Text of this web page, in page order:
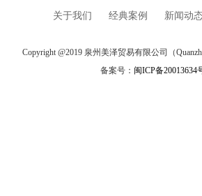
关于我们 经典案例 新闻动
Copyright @2019 泉州美泽贸易有限公司（
备案号： 闽ICP备20013634